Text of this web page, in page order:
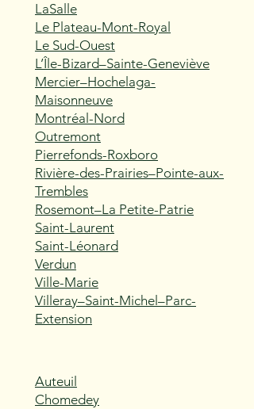
LaSalle
Le Plateau-Mont-Royal
Le Sud-Ouest
L’Île-Bizard–Sainte-Geneviève
Mercier–Hochelaga-
Maisonneuve
Montréal-Nord
Outremont
Pierrefonds-Roxboro
Rivière-des-Prairies–Pointe-aux-
Trembles
Rosemont–La Petite-Patrie
Saint-Laurent
Saint-Léonard
Verdun
Ville-Marie
Villeray–Saint-Michel–Parc-
Extension
Auteuil
Chomedey